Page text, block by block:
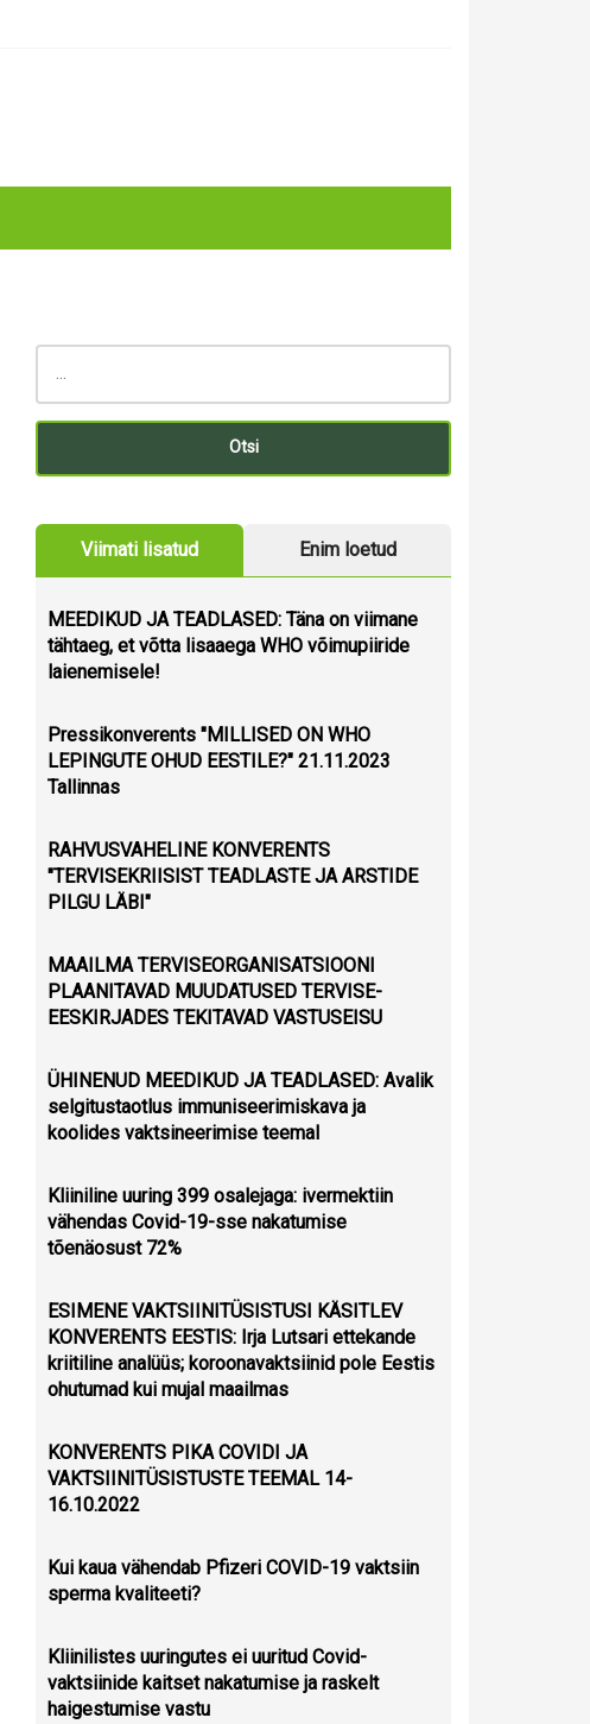
Viimati lisatud Enim loetud
MEEDIKUD JA TEADLASED: Täna on viimane
tähtaeg, et võtta lisaaega WHO võimupiiride
laienemisele!
Pressikonverents "MILLISED ON WHO
LEPINGUTE OHUD EESTILE?" 21.11.2023
Tallinnas
RAHVUSVAHELINE KONVERENTS
"TERVISEKRIISIST TEADLASTE JA ARSTIDE
PILGU LÄBI"
MAAILMA TERVISEORGANISATSIOONI
PLAANITAVAD MUUDATUSED TERVISE-
EESKIRJADES TEKITAVAD VASTUSEISU
ÜHINENUD MEEDIKUD JA TEADLASED: Avalik
selgitustaotlus immuniseerimiskava ja
koolides vaktsineerimise teemal
Kliiniline uuring 399 osalejaga: ivermektiin
vähendas Covid-19-sse nakatumise
tõenäosust 72%
ESIMENE VAKTSIINITÜSISTUSI KÄSITLEV
KONVERENTS EESTIS: Irja Lutsari ettekande
kriitiline analüüs; koroonavaktsiinid pole Eestis
ohutumad kui mujal maailmas
KONVERENTS PIKA COVIDI JA
VAKTSIINITÜSISTUSTE TEEMAL 14-
16.10.2022
Kui kaua vähendab Pfizeri COVID-19 vaktsiin
sperma kvaliteeti?
Kliinilistes uuringutes ei uuritud Covid-
vaktsiinide kaitset nakatumise ja raskelt
haigestumise vastu